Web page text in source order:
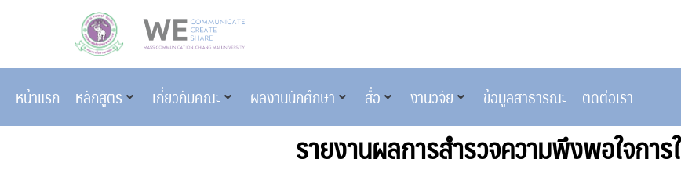
หน้าแรก หลักสูตร เกี่ยวกับคณะ ผลงานนักศึกษา สื่อ งานวิจัย ข้อมูลสาธารณะ ติดต่อเรา
รายงานผลการสำรวจความพึงพอใจการ